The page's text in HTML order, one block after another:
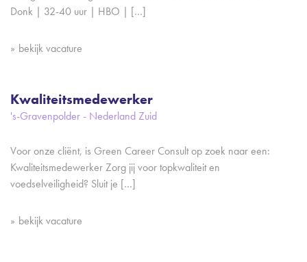
Donk | 32-40 uur | HBO | […]
bekijk vacature
Kwaliteitsmedewerker
's-Gravenpolder - Nederland Zuid
Voor onze cliënt, is Green Career Consult op zoek naar een:
Kwaliteitsmedewerker Zorg jij voor topkwaliteit en
voedselveiligheid? Sluit je […]
bekijk vacature